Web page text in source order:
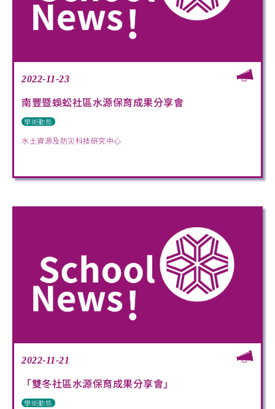
2022-11-23
南豐暨蜈蚣社區水源保育成果分享會
學術動態
水土資源及防災科技研究中心
2022-11-21
「雙冬社區水源保育成果分享會」
學術動態